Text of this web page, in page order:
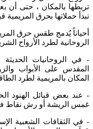
تربطها بالمكان ، حتى
تبدأ حملاتها بحرق المريمية
أحياناً يُدمج طقس حرق
الروحانية لطرد الأرواح
- في الروحانيات الحديثة
المقدس على الأبواب
المكان بالمريمية لطرد
- عند بعض قبائل الهنود
غمس الريشة أو رش نقاط في
- في الثقافات الشعبية